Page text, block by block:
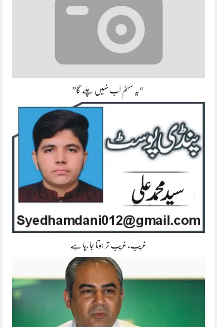
“یہ سسٹم اب نہیں چلے گا”
غریب، غریب تر ہوتا جا رہا ہے